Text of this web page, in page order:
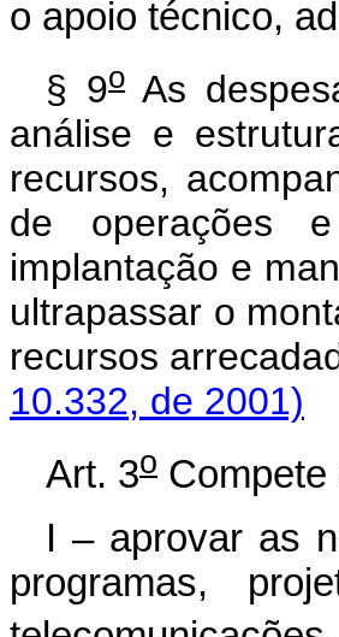
o apoio técnico,
§ 9oAs
análise e
recursos,
de operações
implantação e
ultrapassar o
recursos
10.332, de 2001)
Art. 3o
I – aprovar as
programas,